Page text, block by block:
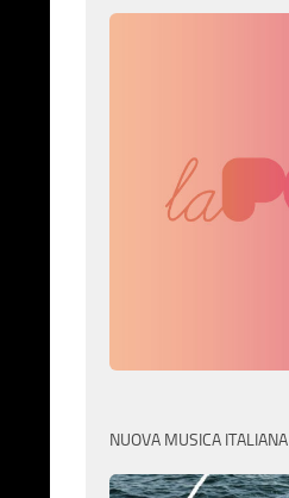
NUOVA MUSICA ITALIANA